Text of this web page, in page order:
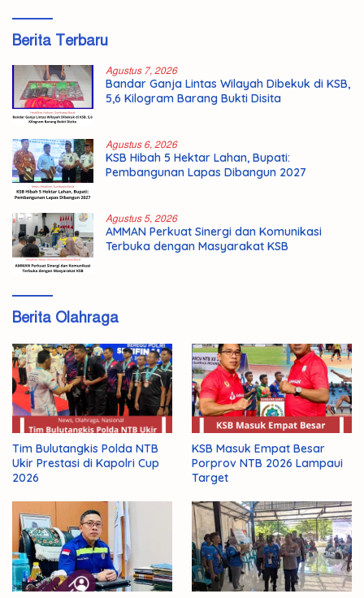
Berita Terbaru
Agustus 7, 2026
Bandar Ganja Lintas Wilayah Dibekuk di KSB,
5,6 Kilogram Barang Bukti Disita
Agustus 6, 2026
KSB Hibah 5 Hektar Lahan, Bupati:
Pembangunan Lapas Dibangun 2027
Agustus 5, 2026
AMMAN Perkuat Sinergi dan Komunikasi
Terbuka dengan Masyarakat KSB
Berita Olahraga
Tim Bulutangkis Polda NTB
Ukir Prestasi di Kapolri Cup
2026
KSB Masuk Empat Besar
Porprov NTB 2026 Lampaui
Target